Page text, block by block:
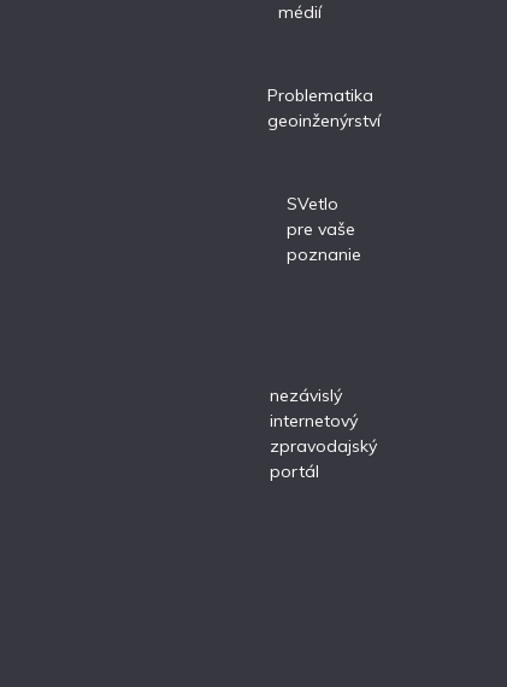
médií
Problematika
geoinženýrství
SVetlo
pre vaše
poznanie
nezávislý
internetový
zpravodajský
portál